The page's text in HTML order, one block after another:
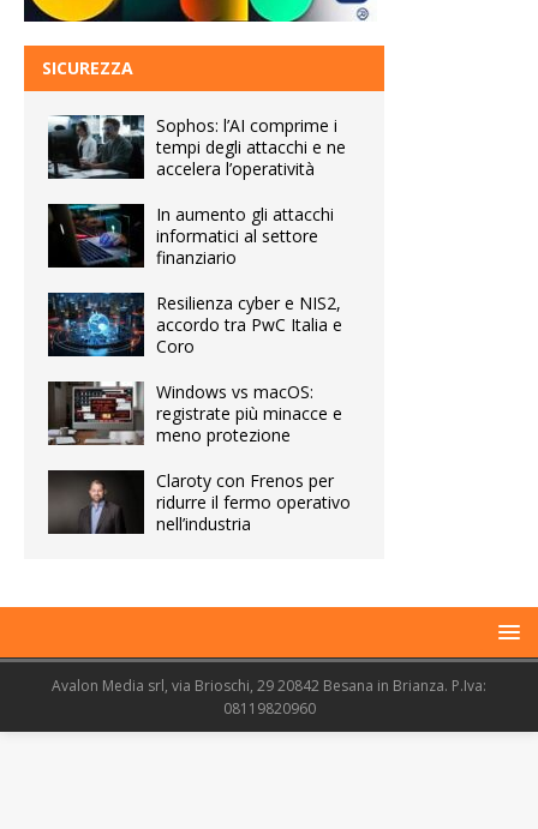
SICUREZZA
Sophos: l’AI comprime i
tempi degli attacchi e ne
accelera l’operatività
In aumento gli attacchi
informatici al settore
finanziario
Resilienza cyber e NIS2,
accordo tra PwC Italia e
Coro
Windows vs macOS:
registrate più minacce e
meno protezione
Claroty con Frenos per
ridurre il fermo operativo
nell’industria
Avalon Media srl, via Brioschi, 29 20842 Besana in Brianza. P.Iva:
08119820960